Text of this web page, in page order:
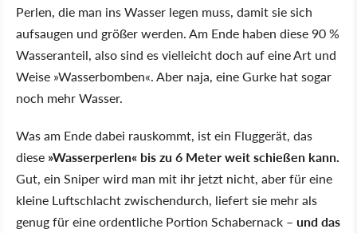
Perlen, die man ins Wasser legen muss, damit sie sich
aufsaugen und größer werden. Am Ende haben diese 90 %
Wasseranteil, also sind es vielleicht doch auf eine Art und
Weise »Wasserbomben«. Aber naja, eine Gurke hat sogar
noch mehr Wasser.
Was am Ende dabei rauskommt, ist ein Fluggerät, das
diese »Wasserperlen« bis zu 6 Meter weit schießen kann.
Gut, ein Sniper wird man mit ihr jetzt nicht, aber für eine
kleine Luftschlacht zwischendurch, liefert sie mehr als
genug für eine ordentliche Portion Schabernack – und das